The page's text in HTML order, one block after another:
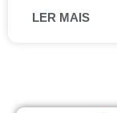
LER MAIS